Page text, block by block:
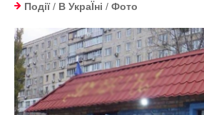
Події/ В УкраЇнi / Фото